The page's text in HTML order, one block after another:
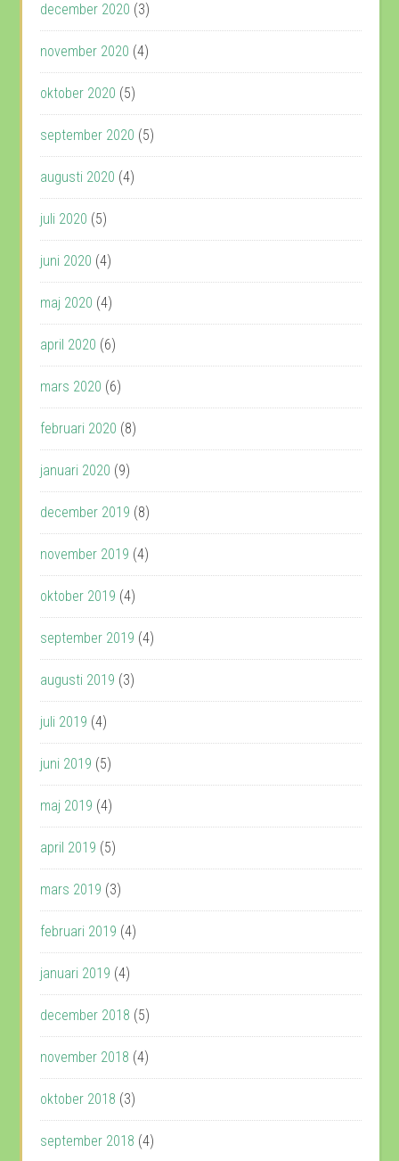
december 2020 (3)
november 2020 (4)
oktober 2020 (5)
september 2020 (5)
augusti 2020 (4)
juli 2020 (5)
juni 2020 (4)
maj 2020 (4)
april 2020 (6)
mars 2020 (6)
februari 2020 (8)
januari 2020 (9)
december 2019 (8)
november 2019 (4)
oktober 2019 (4)
september 2019 (4)
augusti 2019 (3)
juli 2019 (4)
juni 2019 (5)
maj 2019 (4)
april 2019 (5)
mars 2019 (3)
februari 2019 (4)
januari 2019 (4)
december 2018 (5)
november 2018 (4)
oktober 2018 (3)
september 2018 (4)